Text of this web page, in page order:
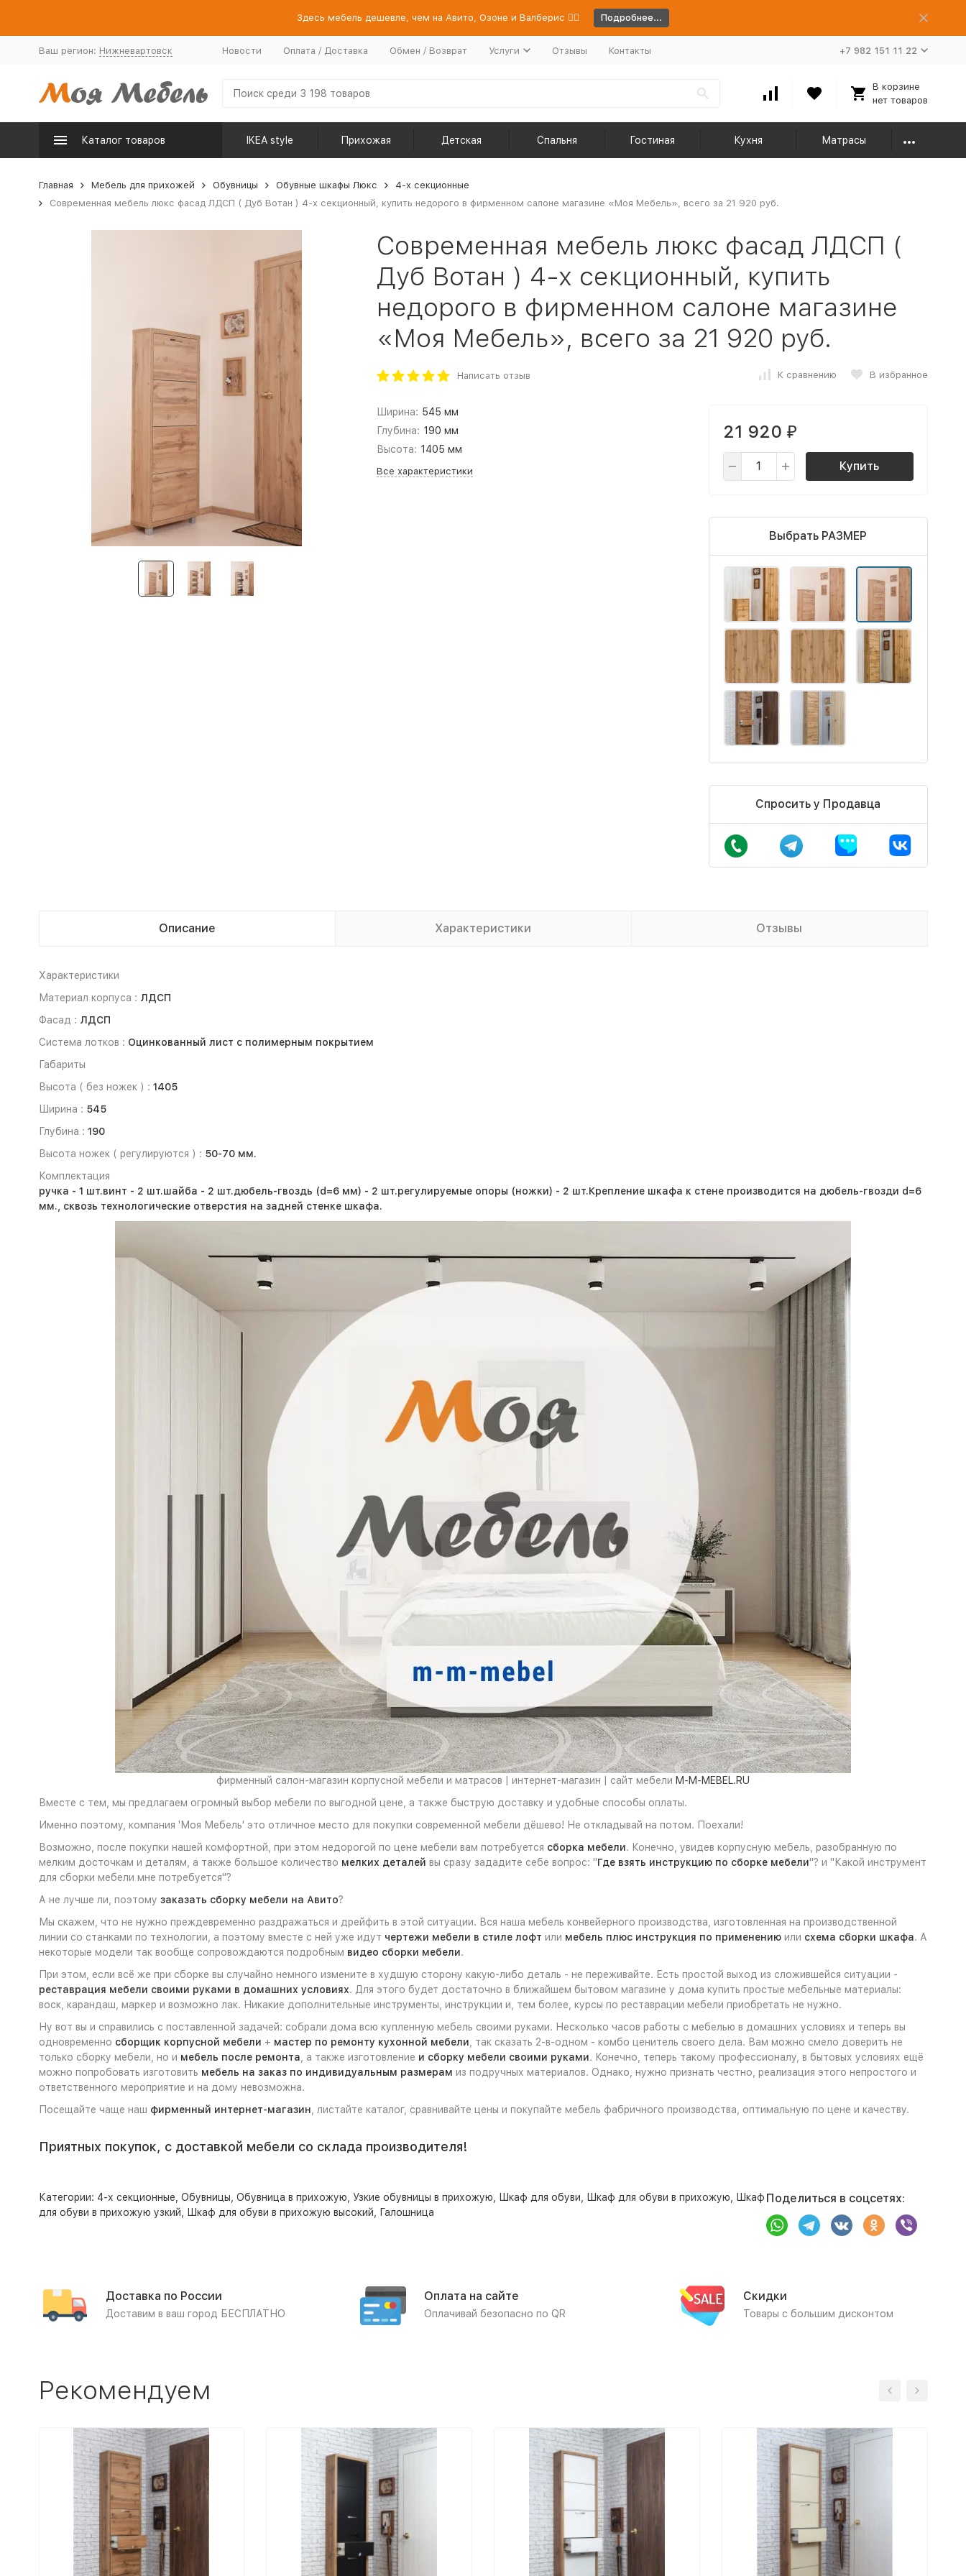
Здесь мебель дешевле, чем на Авито, Озоне и Валберис 👉🏻 Подробнее...
Ваш регион: Нижневартовск Новости Оплата / Доставка Обмен / Возврат Услуги Отзывы Контакты +7 982 151 11 22
В корзине
нет товаров
Каталог товаров IKEA style Прихожая Детская Спальня Гостиная Кухня Матрасы
Главная Мебель для прихожей Обувницы Обувные шкафы Люкс
4-х секционные
Современная мебель люкс фасад ЛДСП ( Дуб Вотан ) 4-х секционный, купить недорого в фирменном салоне магазине «Моя Мебель», всего за 21 920 руб.
Современная мебель люкс фасад ЛДСП (
Дуб Вотан ) 4-х секционный, купить
недорого в фирменном салоне магазине
«Моя Мебель», всего за 21 920 руб.
Написать отзыв К сравнению В избранное
Ширина: 545 мм
Глубина: 190 мм
Высота: 1405 мм
Все характеристики
21 920 ₽
Купить
Выбрать РАЗМЕР
Спросить у Продавца
Описание Характеристики Отзывы
Характеристики
Материал корпуса : ЛДСП
Фасад : ЛДСП
Система лотков : Оцинкованный лист с полимерным покрытием
Габариты
Высота ( без ножек ) : 1405
Ширина : 545
Глубина : 190
Высота ножек ( регулируются ) : 50-70 мм.
Комплектация
ручка - 1 шт.винт - 2 шт.шайба - 2 шт.дюбель-гвоздь (d=6 мм) - 2 шт.регулируемые опоры (ножки) - 2 шт.Крепление шкафа к стене производится на дюбель-гвозди d=6
мм., сквозь технологические отверстия на задней стенке шкафа.
фирменный салон-магазин корпусной мебели и матрасов | интернет-магазин | сайт мебели M-M-MEBEL.RU
Вместе с тем, мы предлагаем огромный выбор мебели по выгодной цене, а также быструю доставку и удобные способы оплаты.
Именно поэтому, компания 'Моя Мебель' это отличное место для покупки современной мебели дёшево! Не откладывай на потом. Поехали!
Возможно, после покупки нашей комфортной, при этом недорогой по цене мебели вам потребуется сборка мебели. Конечно, увидев корпусную мебель, разобранную по
мелким досточкам и деталям, а также большое количество мелких деталей вы сразу зададите себе вопрос: "Где взять инструкцию по сборке мебели"? и "Какой инструмент
для сборки мебели мне потребуется"?
А не лучше ли, поэтому заказать сборку мебели на Авито?
Мы скажем, что не нужно преждевременно раздражаться и дрейфить в этой ситуации. Вся наша мебель конвейерного производства, изготовленная на производственной
линии со станками по технологии, а поэтому вместе с ней уже идут чертежи мебели в стиле лофт или мебель плюс инструкция по применениюили схема сборки шкафа. А
некоторые модели так вообще сопровождаются подробным видео сборки мебели.
При этом, если всё же при сборке вы случайно немного измените в худшую сторону какую-либо деталь - не переживайте. Есть простой выход из сложившейся ситуации -
реставрация мебели своими руками в домашних условиях. Для этого будет достаточно в ближайшем бытовом магазине у дома купить простые мебельные материалы:
воск, карандаш, маркер и возможно лак. Никакие дополнительные инструменты, инструкции и, тем более, курсы по реставрации мебели приобретать не нужно.
Ну вот вы и справились с поставленной задачей: собрали дома всю купленную мебель своими руками. Несколько часов работы с мебелью в домашних условиях и теперь вы
одновременно сборщик корпусной мебели + мастер по ремонту кухонной мебели , так сказать 2-в-одном - комбо ценитель своего дела. Вам можно смело доверить не
только сборку мебели, но и мебель после ремонта , а также изготовление и сборку мебели своими руками. Конечно, теперь такому профессионалу, в бытовых условиях ещё
можно попробовать изготовить мебель на заказ по индивидуальным размерам из подручных материалов. Однако, нужно признать честно, реализация этого непростого и
ответственного мероприятие и на дому невозможна.
Посещайте чаще наш фирменный интернет-магазин , листайте каталог, сравнивайте цены и покупайте мебель фабричного производства, оптимальную по цене и качеству.
Приятных покупок, с доставкой мебели со склада производителя!
Категории: 4-х секционные Обувницы Обувница в прихожую Узкие обувницы в прихожую Шкаф для обуви Шкаф для обуви в прихожую
Шкаф
для обуви в прихожую узкий
Шкаф для обуви в прихожую высокий Галошница
Поделиться в соцсетях:
Доставка по России
Доставим в ваш город БЕСПЛАТНО
Оплата на сайте
Оплачивай безопасно по QR
Скидки
Товары с большим дисконтом
Рекомендуем